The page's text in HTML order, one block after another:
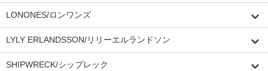
LONONES/ロンワンズ
LYLY ERLANDSSON/リリーエルランドソン
SHIPWRECK/シップレック